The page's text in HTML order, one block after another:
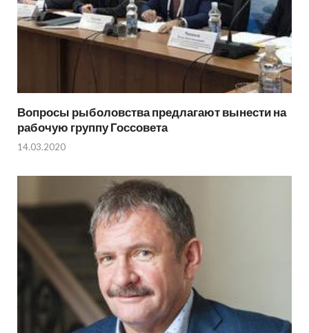
Вопросы рыболовства предлагают вынести на
рабочую группу Госсовета
14.03.2020